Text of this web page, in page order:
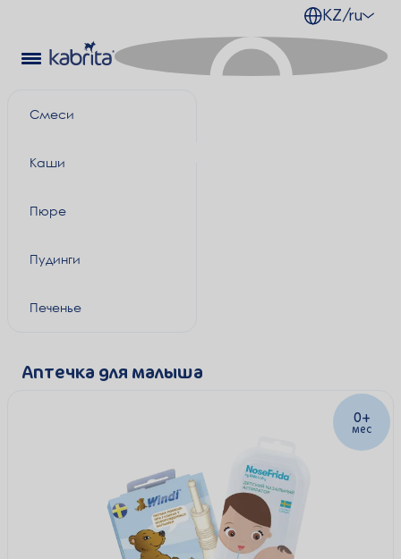
KZ/ru
Смеси
Каши
Пюре
Пудинги
Печенье
Аптечка для малыша
0+
мес